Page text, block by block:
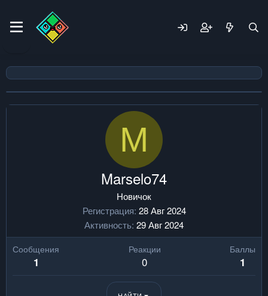
M
Marselo74
Новичок
Регистрация 28 Авг 2024
Активность 29 Авг 2024
Сообщения
1
Реакции
0
Баллы
1